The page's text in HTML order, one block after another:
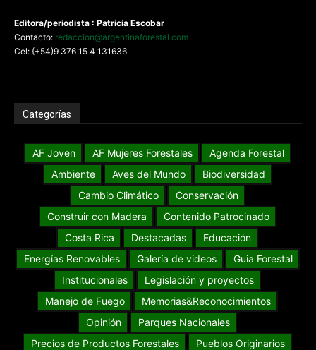
Editora/periodista : Patricia Escobar
Contacto: redaccion@argentinaforestal.com
Cel: (+54)9 376 15 4 131636
Categorías
AF Joven AF Mujeres Forestales
Agenda Forestal
Ambiente
Aves del Mundo
Biodiversidad
Cambio Climático
Conservación
Construir con Madera
Contenido Patrocinado
Costa Rica
Destacadas
Educación
Energías Renovables
Galería de videos
Guia Forestal
Institucionales
Legislación y proyectos
Manejo de Fuego
Memorias&Reconocimientos
Opinión
Parques Nacionales
Precios de Productos Forestales
Pueblos Originarios